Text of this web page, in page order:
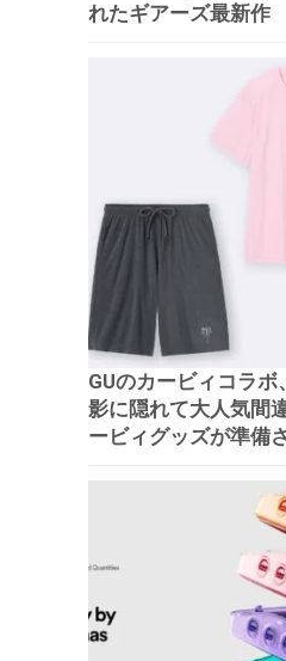
れたギアーズ最新作
GUのカービィコラ
影に隠れて大人気間
ービィグッズが準備